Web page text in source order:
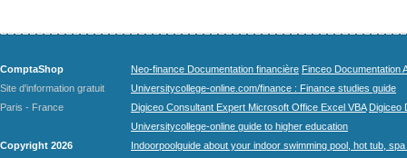
ComptaShop
Site d'information gratuit
Paris - France
Copyright 2026
Neo-finance Documentation financière Finceo Documentation
Universitycollege-online.com/finance : Finance studies guide
Digiceo Consultant Expert Microsoft Office Excel VBA Digiceo
Universitycollege-online guide to higher education
Indoorpoolguide about your indoor swimming pool, hot tub,